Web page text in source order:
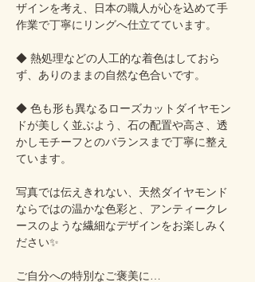
ザインを考え、日本の職人が心を込めて手
作業で丁寧にリングへ仕立てています。
◆ 熱処理などの人工的な着色はしておら
ず、ありのままの自然な色合いです。
◆ 色も形も異なるローズカットダイヤモン
ドが美しく並ぶよう、石の配置や高さ、透
かしモチーフとのバランスまで丁寧に整え
ています。
写真では伝えきれない、天然ダイヤモンド
ならではの温かな色彩と、アンティークレ
ースのような繊細なデザインをお楽しみく
ださい✨
ご自分への特別なご褒美に…